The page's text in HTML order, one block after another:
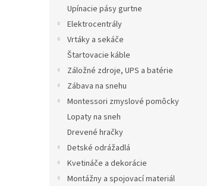
Upínacie pásy gurtne
Elektrocentrály
Vrtáky a sekáče
Štartovacie káble
Záložné zdroje, UPS a batérie
Zábava na snehu
Montessori zmyslové pomôcky
Lopaty na sneh
Drevené hračky
Detské odrážadlá
Kvetináče a dekorácie
Montážny a spojovací materiál